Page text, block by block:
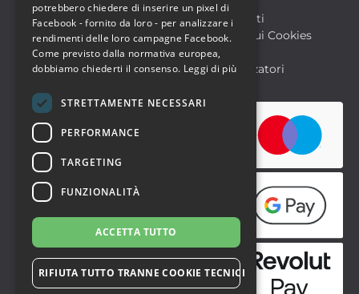
Biglietteria SIAE
Archivio Eventi
Informativa sulla Privacy
Informativa sui Cookies
Condizioni di utilizzo
Help
FAQ Utenti
FAQ Organizzatori
potrebbero chiedere di inserire un pixel di
Facebook - fornito da loro - per analizzare i
rendimenti delle loro campagne Facebook.
Come previsto dalla normativa europea,
dobbiamo chiederti il consenso. Leggi di più
STRETTAMENTE NECESSARI
PERFORMANCE
TARGETING
FUNZIONALITÀ
ACCETTA TUTTO
RIFIUTA TUTTO TRANNE COOKIE TECNICI